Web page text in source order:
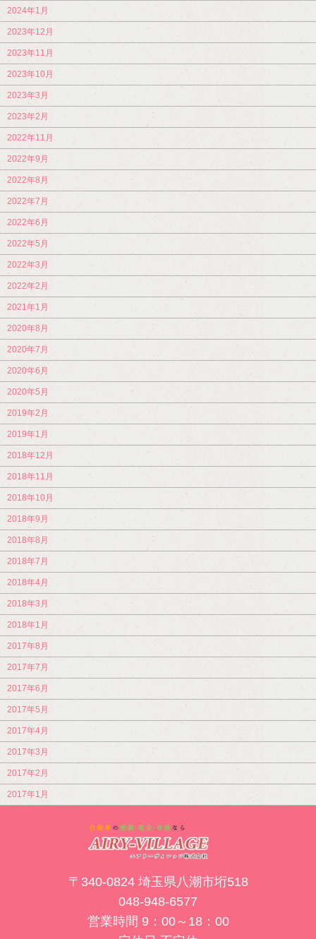
2024年1月
2023年12月
2023年11月
2023年10月
2023年3月
2023年2月
2022年11月
2022年9月
2022年8月
2022年7月
2022年6月
2022年5月
2022年3月
2022年2月
2021年1月
2020年8月
2020年7月
2020年6月
2020年5月
2019年2月
2019年1月
2018年12月
2018年11月
2018年10月
2018年9月
2018年8月
2018年7月
2018年4月
2018年3月
2018年1月
2017年8月
2017年7月
2017年6月
2017年5月
2017年4月
2017年3月
2017年2月
2017年1月
〒340-0824 埼玉県八潮市垳518
048-948-6577
営業時間 9：00～18：00